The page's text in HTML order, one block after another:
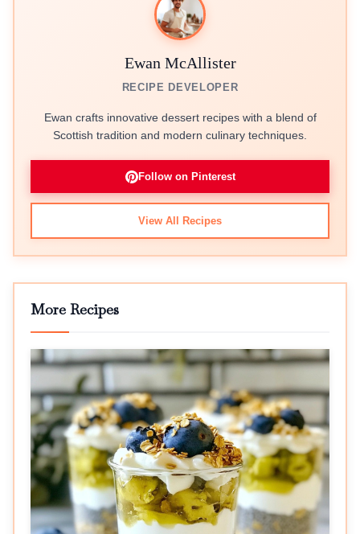
Ewan McAllister
RECIPE DEVELOPER
Ewan crafts innovative dessert recipes with a blend of
Scottish tradition and modern culinary techniques.
Follow on Pinterest
View All Recipes
More Recipes